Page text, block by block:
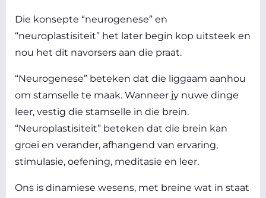
Die konsepte “neurogenese” en
“neuroplastisiteit” het later begin kop uitsteek en
nou het dit navorsers aan die praat.
“Neurogenese” beteken dat die liggaam aanhou
om stamselle te maak. Wanneer jy nuwe dinge
leer, vestig die stamselle in die brein.
“Neuroplastisiteit” beteken dat die brein kan
groei en verander, afhangend van ervaring,
stimulasie, oefening, meditasie en leer.
Ons is dinamiese wesens, met breine wat in staat